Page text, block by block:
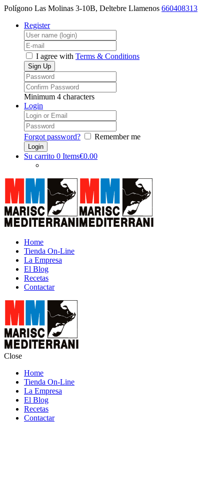
Polígono Las Molinas 3-10B, Deltebre Llamenos 660408313
Register
I agree with Terms & Conditions
Minimum 4 characters
Login
Forgot password? Remember me
Su carrito 0 Items€0.00
Home
Tienda On-Line
La Empresa
El Blog
Recetas
Contactar
Close
Home
Tienda On-Line
La Empresa
El Blog
Recetas
Contactar